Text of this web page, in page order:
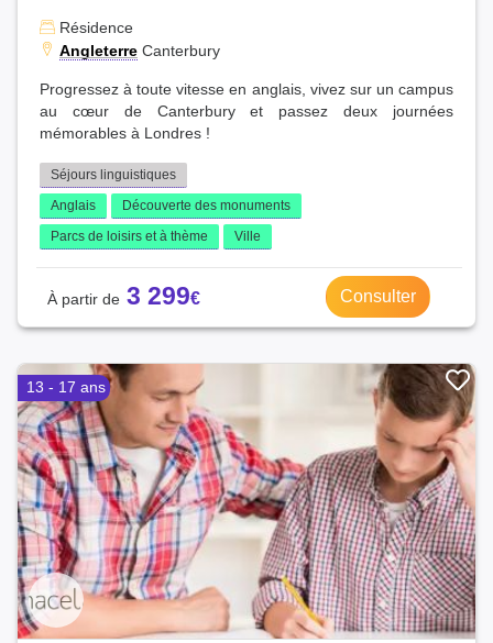
Résidence
Angleterre Canterbury
Progressez à toute vitesse en anglais, vivez sur un campus
au cœur de Canterbury et passez deux journées
mémorables à Londres !
Séjours linguistiques
Anglais
Découverte des monuments
Parcs de loisirs et à thème
Ville
3 299 Consulter
13 - 17 ans